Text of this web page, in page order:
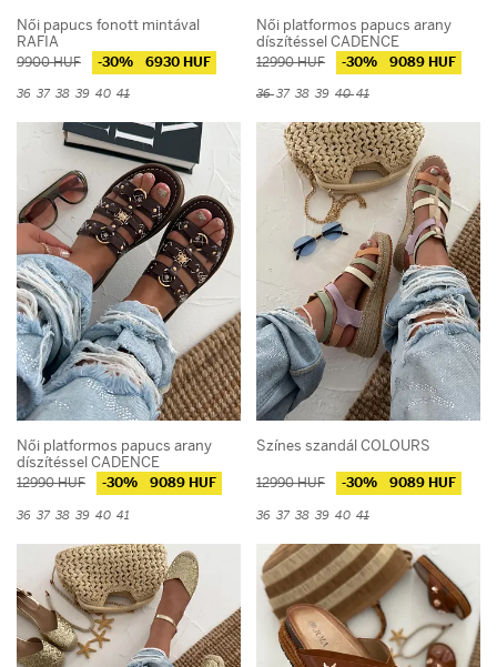
Női papucs fonott mintával
RAFIA
9900 HUF -30% 6930 HUF
36 37 38 39 40 41
Női platformos papucs arany
díszítéssel CADENCE
12990 HUF -30% 9089 HUF
3637 38 39 4041
Női platformos papucs arany
díszítéssel CADENCE
12990 HUF -30% 9089 HUF
36 37 38 39 40 41
Színes szandál COLOURS
12990 HUF -30% 9089 HUF
36 37 38 39 40 41